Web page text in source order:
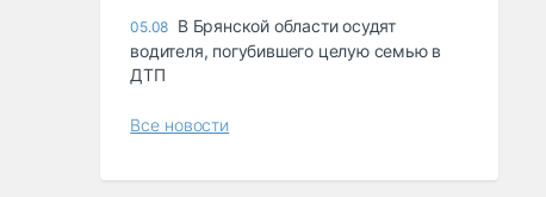
05.08 В Брянской области осудят
водителя, погубившего целую семью в
ДТП
Все новости